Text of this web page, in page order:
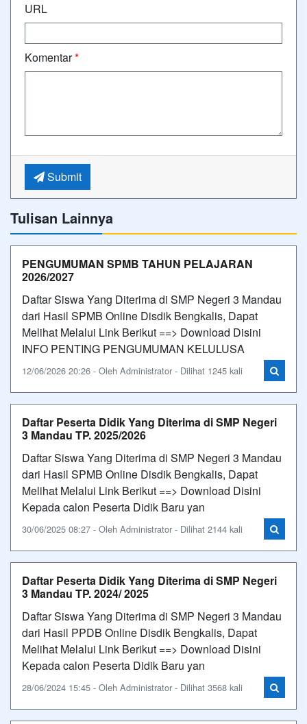
URL
Komentar*
Submit
Tulisan Lainnya
PENGUMUMAN SPMB TAHUN PELAJARAN
2026/2027
Daftar Siswa Yang Diterima di SMP Negeri 3 Mandau
dari Hasil SPMB Online Disdik Bengkalis, Dapat
Melihat Melalui Link Berikut ==> Download Disini
INFO PENTING PENGUMUMAN KELULUSA
12/06/2026 20:26 - Oleh Administrator - Dilihat 1245 kali
Daftar Peserta Didik Yang Diterima di SMP Negeri
3 Mandau TP. 2025/2026
Daftar Siswa Yang Diterima di SMP Negeri 3 Mandau
dari Hasil SPMB Online Disdik Bengkalis, Dapat
Melihat Melalui Link Berikut ==> Download Disini
Kepada calon Peserta Didik Baru yan
30/06/2025 08:27 - Oleh Administrator - Dilihat 2144 kali
Daftar Peserta Didik Yang Diterima di SMP Negeri
3 Mandau TP. 2024/ 2025
Daftar Siswa Yang Diterima di SMP Negeri 3 Mandau
dari Hasil PPDB Online Disdik Bengkalis, Dapat
Melihat Melalui Link Berikut ==> Download Disini
Kepada calon Peserta Didik Baru yan
28/06/2024 15:45 - Oleh Administrator - Dilihat 3568 kali